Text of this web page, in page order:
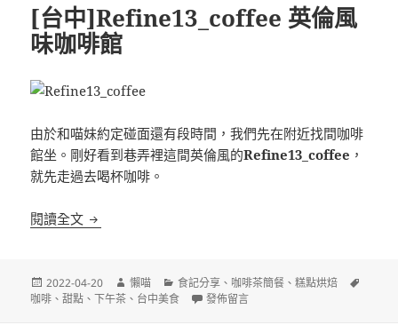
[台中]Refine13_coffee 英倫風
味咖啡館
由於和喵妹約定碰面還有段時間，我們先在附近找間咖啡
館坐。剛好看到巷弄裡這間英倫風的Refine13_coffee ，
就先走過去喝杯咖啡。
閱讀全文 [台中]Refine13_coffee 英倫風味咖啡館
發
佈
2022-04-20
作
者
懶喵
分
類
食記分享 、 咖啡茶簡餐 、糕點烘焙
咖啡 、甜點 、下午茶 、 台中美食 在〈[台中]Refine13_coffee 英倫風味咖
發佈留言